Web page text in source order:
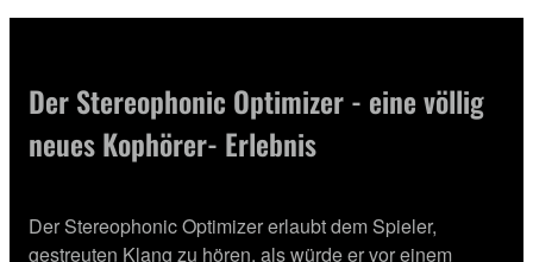
Der Stereophonic Optimizer - eine völlig
neues Kophörer- Erlebnis
Der Stereophonic Optimizer erlaubt dem Spieler,
gestreuten Klang zu hören, als würde er vor einem